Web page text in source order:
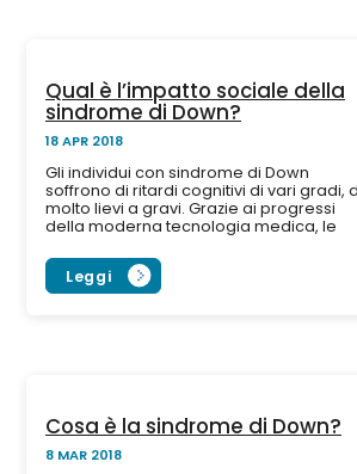
Qual è l’impatto sociale della
sindrome di Down?
18 APR 2018
Gli individui con sindrome di Down
soffrono di ritardi cognitivi di vari gradi,
molto lievi a gravi. Grazie ai progressi
della moderna tecnologia medica, le
Leggi
Cosa è la sindrome di Down?
8 MAR 2018